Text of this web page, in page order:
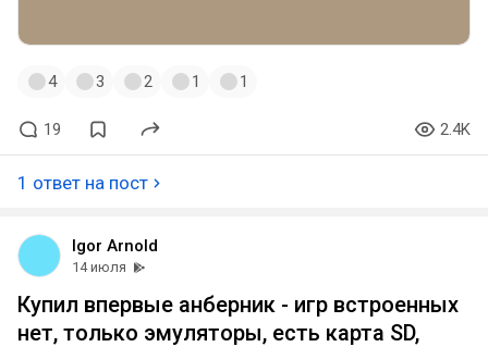
4 3 2 1 1
19 2.4K
1 ответ на пост
Igor Arnold
14 июля
Купил впервые анберник - игр встроенных
нет, только эмуляторы, есть карта SD,